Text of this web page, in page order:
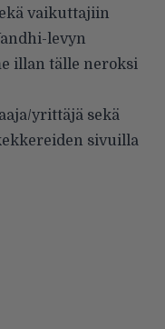
vaikuttajiin
levyn
illan tälle neroksi
yrittäjä sekä
sivuilla